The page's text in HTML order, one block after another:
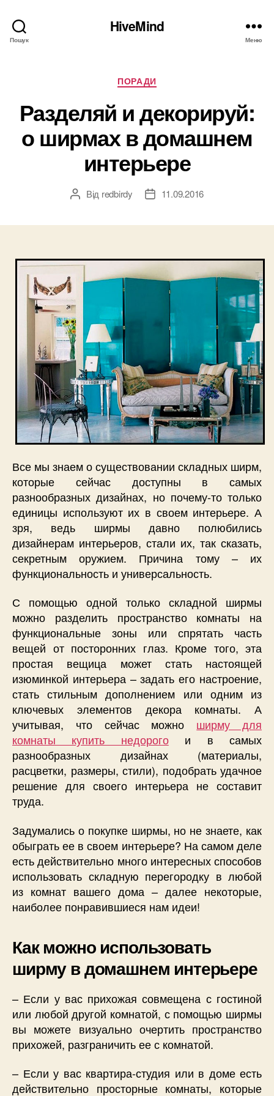
Пошук
HiveMind
Меню
Категорії
ПОРАДИ
Разделяй и декорируй:
о ширмах в домашнем
интерьере
Автор
Від redbirdy
Дата11.09.2016
Все мы знаем о существовании складных ширм,
которые сейчас доступны в самых
разнообразных дизайнах, но почему-то только
единицы используют их в своем интерьере. А
зря, ведь ширмы давно полюбились
дизайнерам интерьеров, стали их, так сказать,
секретным оружием. Причина тому – их
функциональность и универсальность.
С помощью одной только складной ширмы
можно разделить пространство комнаты на
функциональные зоны или спрятать часть
вещей от посторонних глаз. Кроме того, эта
простая вещица может стать настоящей
изюминкой интерьера – задать его настроение,
стать стильным дополнением или одним из
ключевых элементов декора комнаты. А
учитывая, что сейчас можно ширму для
комнаты купить недорогои в самых
разнообразных дизайнах (материалы,
расцветки, размеры, стили), подобрать удачное
решение для своего интерьера не составит
труда.
Задумались о покупке ширмы, но не знаете, как
обыграть ее в своем интерьере? На самом деле
есть действительно много интересных способов
использовать складную перегородку в любой
из комнат вашего дома – далее некоторые,
наиболее понравившиеся нам идеи!
Как можно использовать
ширму в домашнем интерьере
– Если у вас прихожая совмещена с гостиной
или любой другой комнатой, с помощью ширмы
вы можете визуально очертить пространство
прихожей, разграничить ее с комнатой.
– Если у вас квартира-студия или в доме есть
действительно просторные комнаты, которые